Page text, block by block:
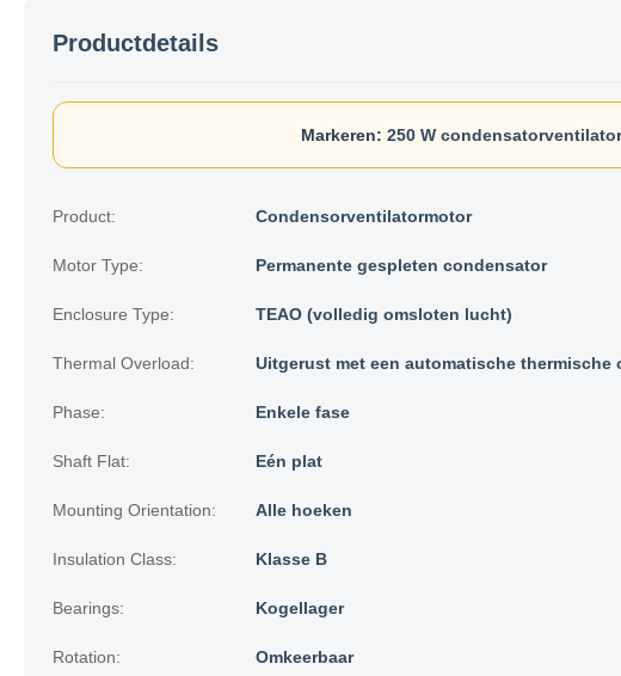
Productdetails
Markeren: 250 W
Product: Condensorventilatormotor
Motor Type: Permanente gespleten condensator
Enclosure Type: TEAO (volledig omsloten lucht)
Thermal Overload: Uitgerust met een automatische thermische
Phase: Enkele fase
Shaft Flat: Eén plat
Mounting Orientation: Alle hoeken
Insulation Class: Klasse B
Bearings: Kogellager
Rotation: Omkeerbaar